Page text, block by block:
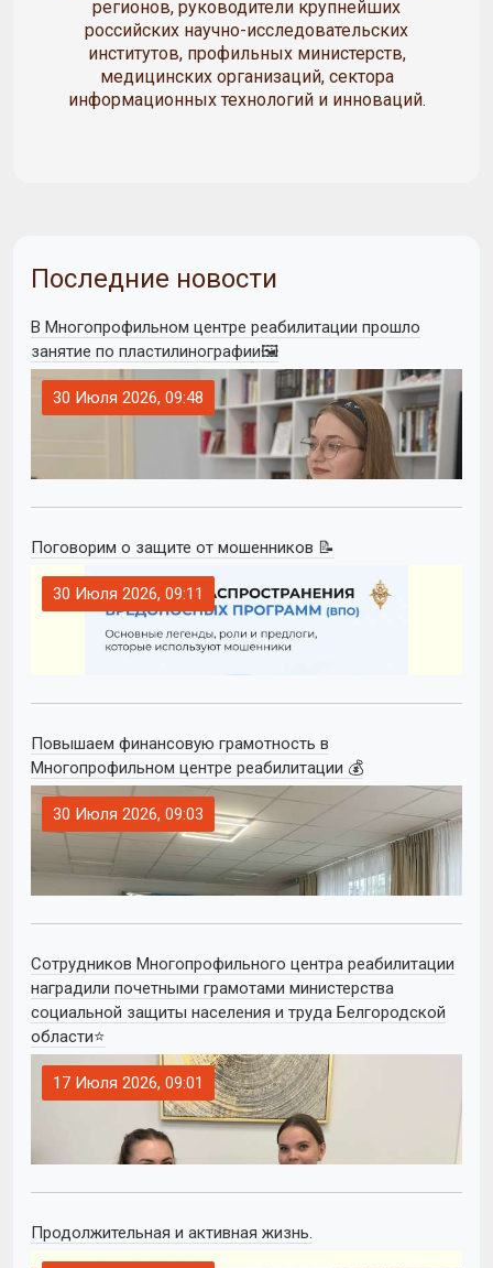
регионов, руководители крупнейших
российских научно-исследовательских
институтов, профильных министерств,
медицинских организаций, сектора
информационных технологий и инноваций.
Последние новости
В Многопрофильном центре реабилитации прошло
занятие по пластилинографии🖼
30 Июля 2026, 09:48
Поговорим о защите от мошенников 📝
30 Июля 2026, 09:11
Повышаем финансовую грамотность в
Многопрофильном центре реабилитации 💰
30 Июля 2026, 09:03
Сотрудников Многопрофильного центра реабилитации
наградили почетными грамотами министерства
социальной защиты населения и труда Белгородской
области⭐
17 Июля 2026, 09:01
Продолжительная и активная жизнь.